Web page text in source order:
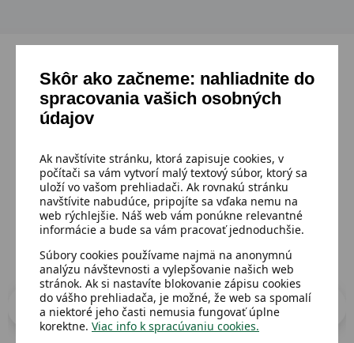
Mohlo by sa ti páčiť
Prejsť do katalógu
Skôr ako začneme: nahliadnite do
spracovania vašich osobných
údajov
Ak navštívite stránku, ktorá zapisuje cookies, v
počítači sa vám vytvorí malý textový súbor, ktorý sa
uloží vo vašom prehliadači. Ak rovnakú stránku
navštívite nabudúce, pripojíte sa vďaka nemu na
web rýchlejšie. Náš web vám ponúkne relevantné
informácie a bude sa vám pracovať jednoduchšie.
Súbory cookies používame najmä na anonymnú
analýzu návštevnosti a vylepšovanie našich web
stránok. Ak si nastavíte blokovanie zápisu cookies
do vášho prehliadača, je možné, že web sa spomalí
a niektoré jeho časti nemusia fungovať úplne
korektne. Viac info k spracúvaniu cookies.